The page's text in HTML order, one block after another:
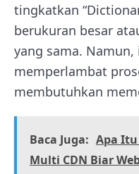
tingkatkan
berukuran besar
yang sama.
memperlambat
membutuhkan
Baca Juga: Apa Itu
Multi CDN Biar